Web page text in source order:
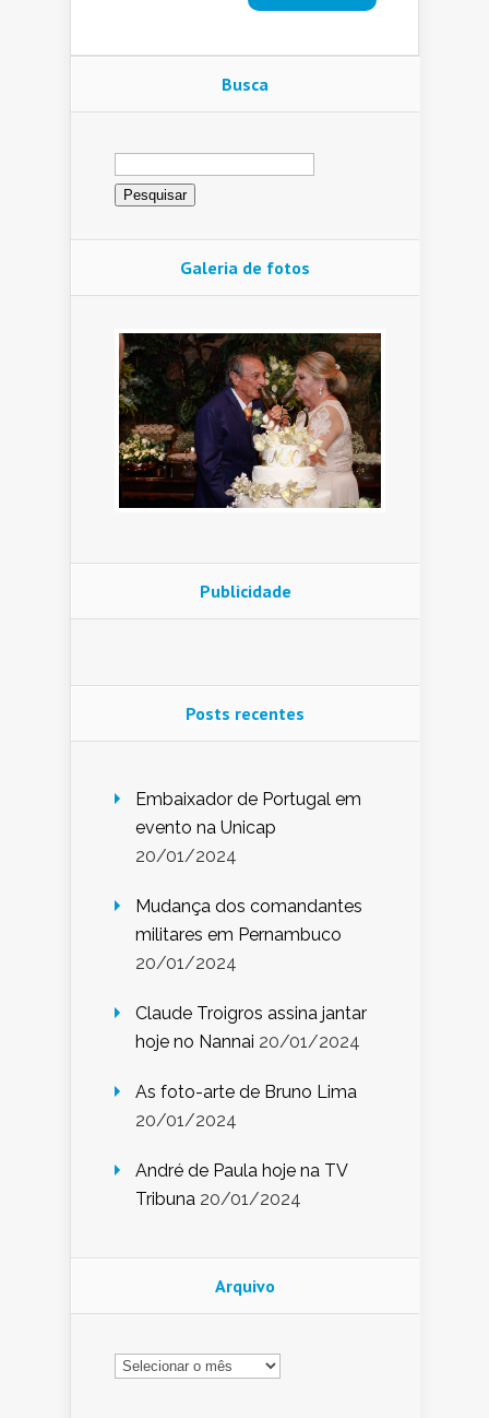
Busca
Pesquisar
por:
Galeria de fotos
Publicidade
Posts recentes
Embaixador de Portugal em
evento na Unicap
20/01/2024
Mudança dos comandantes
militares em Pernambuco
20/01/2024
Claude Troigros assina jantar
hoje no Nannai 20/01/2024
As foto-arte de Bruno Lima
20/01/2024
André de Paula hoje na TV
Tribuna 20/01/2024
Arquivo
Arquivo